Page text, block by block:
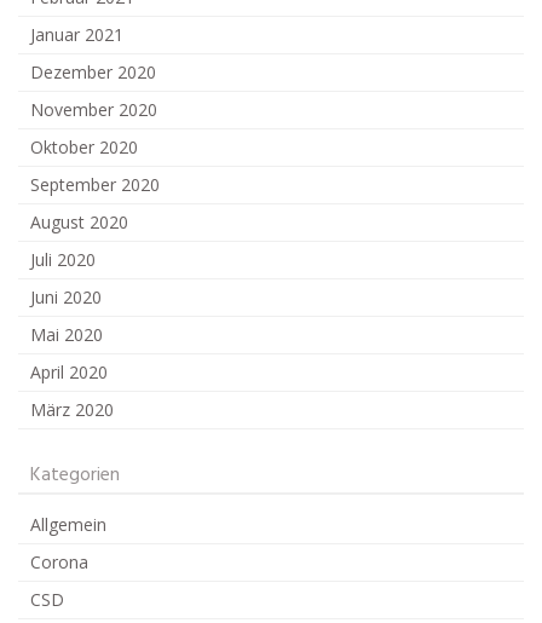
Januar 2021
Dezember 2020
November 2020
Oktober 2020
September 2020
August 2020
Juli 2020
Juni 2020
Mai 2020
April 2020
März 2020
Kategorien
Allgemein
Corona
CSD